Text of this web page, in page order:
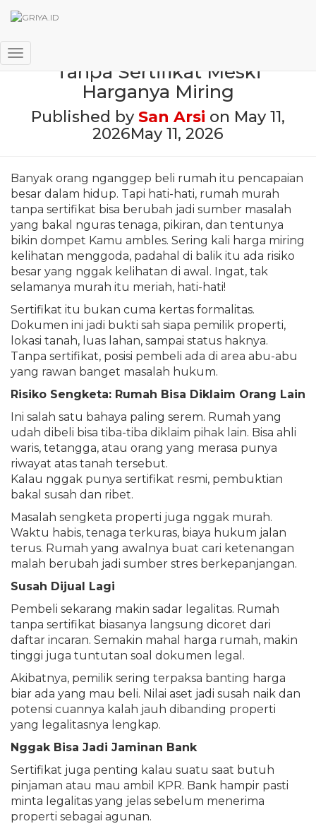
Toggle NavigationTanpa Sertifikat Meski
Harganya Miring
Published by San Arsi on May 11,
2026May 11, 2026
Banyak orang nganggep beli rumah itu pencapaian
besar dalam hidup. Tapi hati-hati, rumah murah
tanpa sertifikat bisa berubah jadi sumber masalah
yang bakal nguras tenaga, pikiran, dan tentunya
bikin dompet Kamu ambles. Sering kali harga miring
kelihatan menggoda, padahal di balik itu ada risiko
besar yang nggak kelihatan di awal. Ingat, tak
selamanya murah itu meriah, hati-hati!
Sertifikat itu bukan cuma kertas formalitas.
Dokumen ini jadi bukti sah siapa pemilik properti,
lokasi tanah, luas lahan, sampai status haknya.
Tanpa sertifikat, posisi pembeli ada di area abu-abu
yang rawan banget masalah hukum.
Risiko Sengketa: Rumah Bisa Diklaim Orang Lain
Ini salah satu bahaya paling serem. Rumah yang
udah dibeli bisa tiba-tiba diklaim pihak lain. Bisa ahli
waris, tetangga, atau orang yang merasa punya
riwayat atas tanah tersebut.
Kalau nggak punya sertifikat resmi, pembuktian
bakal susah dan ribet.
Masalah sengketa properti juga nggak murah.
Waktu habis, tenaga terkuras, biaya hukum jalan
terus. Rumah yang awalnya buat cari ketenangan
malah berubah jadi sumber stres berkepanjangan.
Susah Dijual Lagi
Pembeli sekarang makin sadar legalitas. Rumah
tanpa sertifikat biasanya langsung dicoret dari
daftar incaran. Semakin mahal harga rumah, makin
tinggi juga tuntutan soal dokumen legal.
Akibatnya, pemilik sering terpaksa banting harga
biar ada yang mau beli. Nilai aset jadi susah naik dan
potensi cuannya kalah jauh dibanding properti
yang legalitasnya lengkap.
Nggak Bisa Jadi Jaminan Bank
Sertifikat juga penting kalau suatu saat butuh
pinjaman atau mau ambil KPR. Bank hampir pasti
minta legalitas yang jelas sebelum menerima
properti sebagai agunan.